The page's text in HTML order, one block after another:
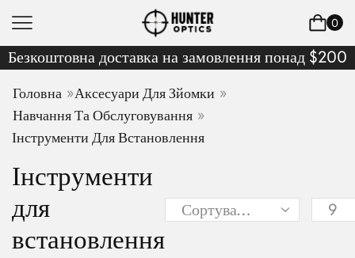
0
Безкоштовна доставка на замовлення понад $200
Головна »Аксесуари Для Зйомки »
Навчання Та Обслуговування »
Інструменти Для Встановлення
Інструменти
для
встановлення